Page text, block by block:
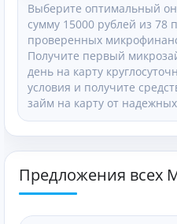
Выберите оптимальный
сумму 15000 рублей из 78
проверенных
Получите первый
день на карту
условия и получите
займ на карту от
Предложения всех